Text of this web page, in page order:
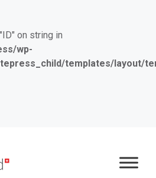
on string in
wp-
templates/layout/